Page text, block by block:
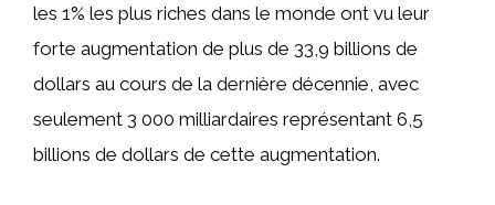
les 1% les plus riches dans le monde ont vu leur
forte augmentation de plus de 33,9 billions de
dollars au cours de la dernière décennie, avec
seulement 3 000 milliardaires représentant 6,5
billions de dollars de cette augmentation.